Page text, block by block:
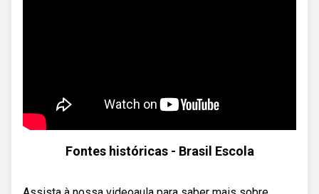
Fontes históricas - Brasil Escola